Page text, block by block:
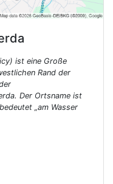
ist eine Große
Rand der
Der Ortsname ist
„am Wasser